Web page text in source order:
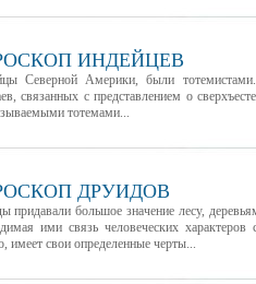
ИНДЕЙЦЕВ
Северной Америки, были
связанных с представлением о
тотемами...
ДРУИДОВ
придавали большое значение лесу,
ими связь человеческих
имеет свои определенные черты...